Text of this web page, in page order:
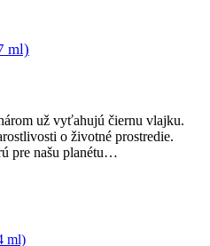
ml)
už vyťahujú čiernu vlajku.
o životné prostredie.
pre našu planétu…